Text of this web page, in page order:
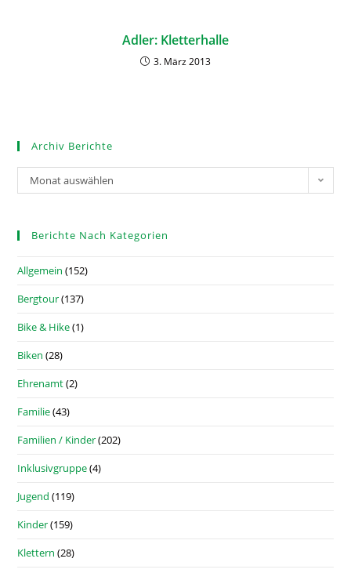
Adler: Kletterhalle
3. März 2013
Archiv Berichte
Monat auswählen
Berichte Nach Kategorien
Allgemein (152)
Bergtour(137)
Bike & Hike(1)
Biken (28)
Ehrenamt(2)
Familie(43)
Familien / Kinder(202)
Inklusivgruppe(4)
Jugend (119)
Kinder(159)
Klettern (28)